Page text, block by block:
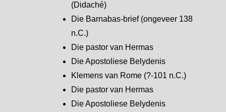
(Didaché)
Die Barnabas-brief (ongeveer 138
n.C.)
Die pastor van Hermas
Die Apostoliese Belydenis
Klemens van Rome (?-101 n.C.)
Die pastor van Hermas
Die Apostoliese Belydenis